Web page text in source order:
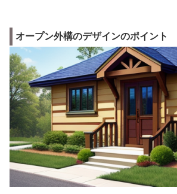
オープン外構のデザインのポイント